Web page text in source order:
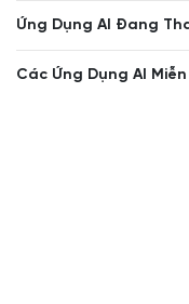
Ứng Dụng AI Đang
Các Ứng Dụng AI